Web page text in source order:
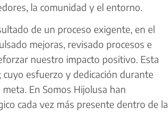
la comunidad y el entorno.
de un proceso exigente, en el
mejoras, revisado procesos e
nuestro impacto positivo. Esta
esfuerzo y dedicación durante
En Somos Hijolusa han
cada vez más presente dentro de la